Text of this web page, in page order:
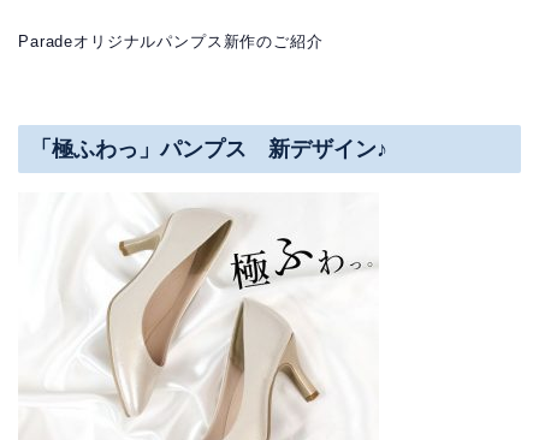
Paradeオリジナルパンプス新作のご紹介
「極ふわっ」パンプス 新デザイン♪